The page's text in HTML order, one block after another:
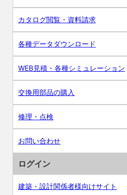
カタログ閲覧・資料請求
各種データダウンロード
WEB見積・各種シミュレーション
交換用部品の購入
修理・点検
お問い合わせ
ログイン
建築・設計関係者様向けサイト